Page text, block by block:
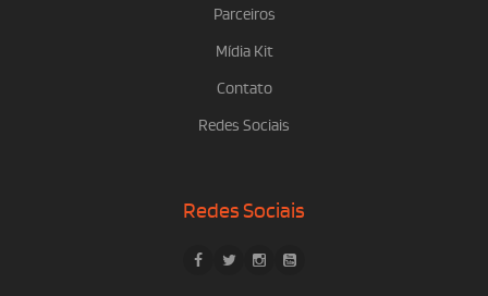
Parceiros
Mídia Kit
Contato
Redes Sociais
Redes Sociais